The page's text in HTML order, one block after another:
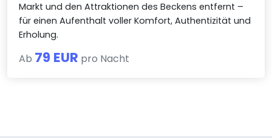
Markt und den Attraktionen des Beckens entfernt –
für einen Aufenthalt voller Komfort, Authentizität und
Erholung.
Ab 79 EUR pro Nacht